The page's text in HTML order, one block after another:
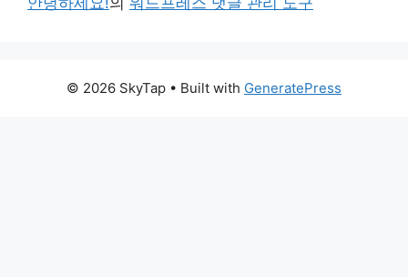
© 2026 SkyTap • Built with GeneratePress